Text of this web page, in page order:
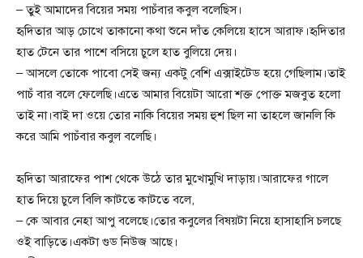
– তুই আমাদের বিয়ের সময় পাচঁবার কবুল বলেছিস।
হৃদিতার আড় চোখে তাকানো কথা শুনে দাঁত কেলিয়ে হাসে আরাফ।হৃদিতার
হাত টেনে তার পাশে বসিয়ে চুলে হাত বুলিয়ে দেয়।
– আসলে তোকে পাবো সেই জন্য একটু বেশি এক্সাইটেড হয়ে গেছিলাম।তাই
পাচঁ বার বলে ফেলেছি।এতে আমার বিয়েটা আরো শক্ত পোক্ত মজবুত হলো
তাই না।বাই দা ওয়ে তোর নাকি বিয়ের সময় হুশ ছিল না তাহলে জানলি কি
করে আমি পাচঁবার কবুল বলেছি।
হৃদিতা আরাফের পাশ থেকে উঠে তার মুখোমুখি দাড়ায়।আরাফের গালে
হাত দিয়ে চুলে বিলি কাটতে কাটতে বলে,
– কে আবার নেহা আপু বলেছে।তোর কবুলের বিষয়টা নিয়ে হাসাহাসি চলছে
ওই বাড়িতে।একটা গুড নিউজ আছে।